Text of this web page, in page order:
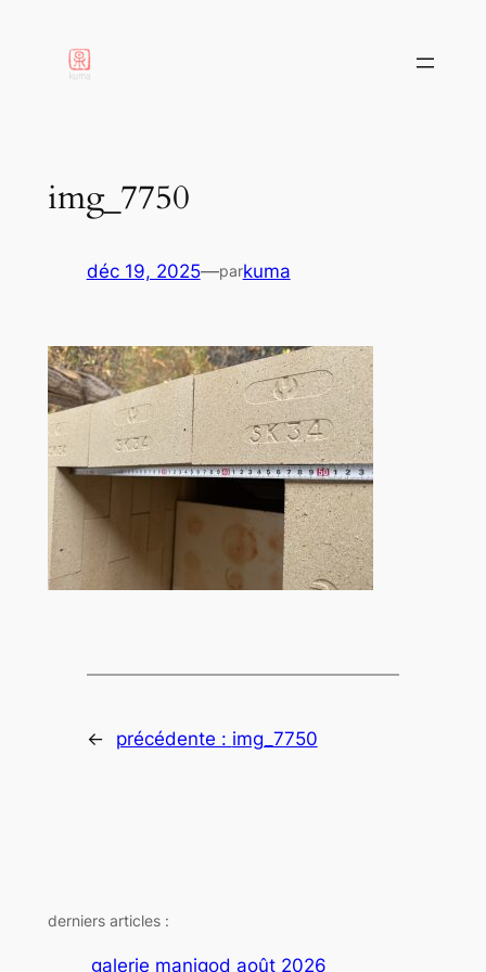
contenu
img_7750
déc 19, 2025—parkuma
← précédente : img_7750
derniers articles :
galerie manigod août 2026